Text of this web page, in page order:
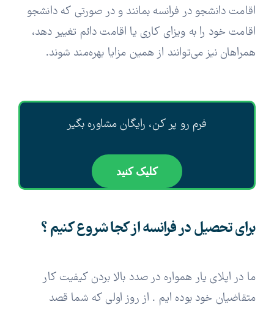
اقامت دانشجو در فرانسه بمانند و در صورتی که دانشجو
اقامت خود را به ویزای کاری یا اقامت دائم تغییر دهد،
همراهان نیز می‌توانند از همین مزایا بهره‌مند شوند.
فرم رو پر کن، رایگان مشاوره بگیر
کلیک کنید
برای تحصیل در فرانسه از کجا شروع کنیم ؟
ما در اپلای یار همواره در صدد بالا بردن کیفیت کار
متقاضیان خود بوده ایم . از روز اولی که شما قصد